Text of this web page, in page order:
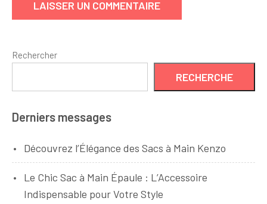
Rechercher
RECHERCHE
Derniers messages
Découvrez l’Élégance des Sacs à Main Kenzo
Le Chic Sac à Main Épaule : L’Accessoire
Indispensable pour Votre Style